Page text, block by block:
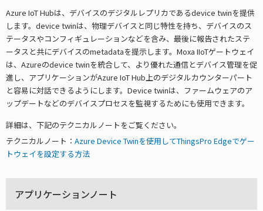
Azure IoT Hubは、デバイスのデジタルレプリカであるdevice twinを提供
します。device twinは、物理デバイスと同じ特性を持ち、デバイスのス
テータスやコンフィギュレーションなどを含み、最後に報告されたステ
ータスと共にデバイスのmetadataを提示します。Moxa IIoTゲートウェイ
は、Azureのdevice twinを統合して、より優れた通信とデバイス管理を促
進し、アプリケーションがAzure IoT Hub上のデジタルカウンターパート
と容易に対話できるようにします。Device twinは、ファームウェアのア
ップデートなどのデバイスプロセスを監視するためにも使用できます。
詳細は、下記のテクニカルノートをご覧ください。
テクニカルノート： Azure Device Twinを使用してThingsPro Edgeでゲー
トウェイを設定する方法
アプリケーションノート